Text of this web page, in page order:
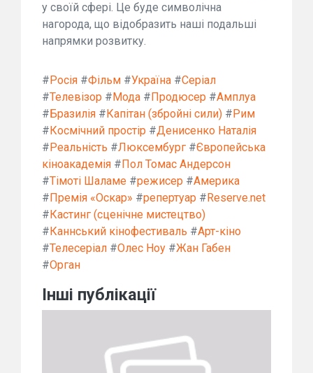
у своїй сфері. Це буде символічна
нагорода, що відобразить наші подальші
напрямки розвитку.
#Росія #Фільм #Україна #Серіал
#Телевізор #Мода #Продюсер #Амплуа
#Бразилія #Капітан (збройні сили) #Рим
#Космічний простір #Денисенко Наталія
#Реальність #Люксембург #Європейська
кіноакадемія #Пол Томас Андерсон
#Тімоті Шаламе #режисер #Америка
#Премія «Оскар» #репертуар #Reserve.net
#Кастинг (сценічне мистецтво)
#Каннський кінофестиваль #Арт-кіно
#Телесеріал #Олес Ноу #Жан Габен
#Орган
Інші публікації